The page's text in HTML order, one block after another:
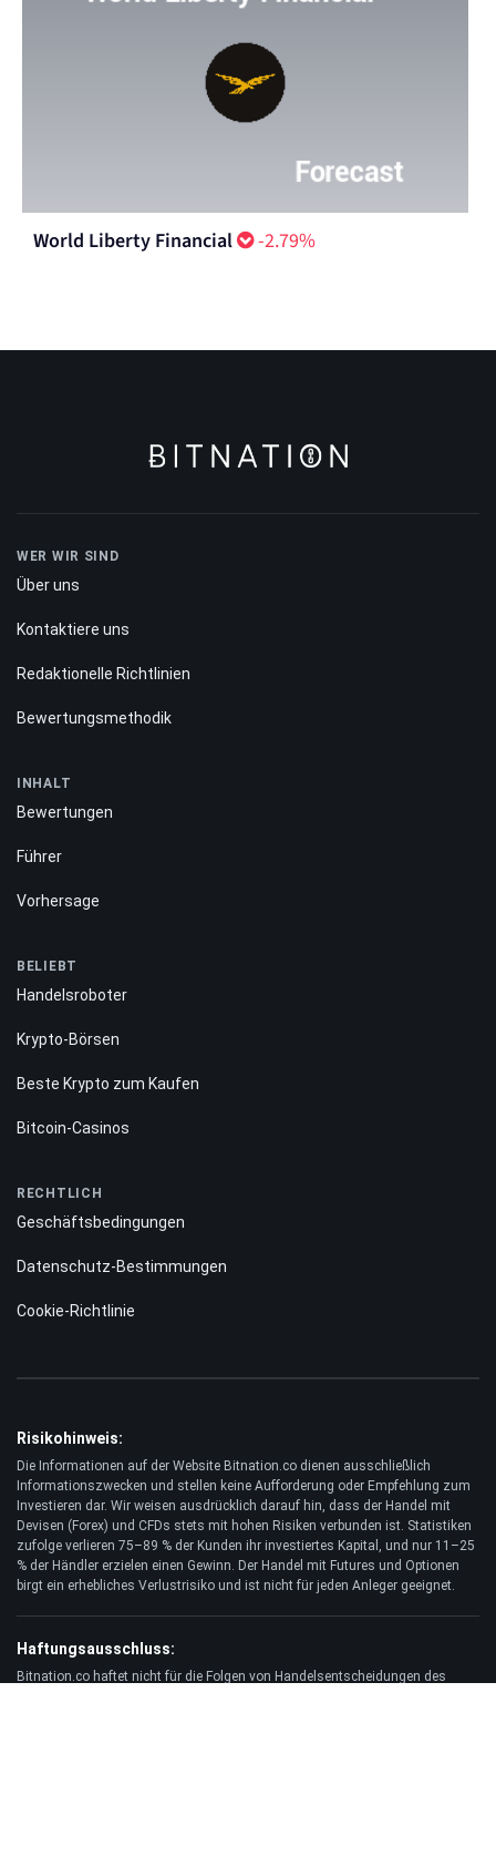
World Liberty Financial -2.79%
WER WIR SIND
Über uns
Kontaktiere uns
Redaktionelle Richtlinien
Bewertungsmethodik
INHALT
Bewertungen
Führer
Vorhersage
BELIEBT
Handelsroboter
Krypto-Börsen
Beste Krypto zum Kaufen
Bitcoin-Casinos
RECHTLICH
Geschäftsbedingungen
Datenschutz-Bestimmungen
Cookie-Richtlinie
Risikohinweis:
Die Informationen auf der Website Bitnation.co dienen ausschließlich
Informationszwecken und stellen keine Aufforderung oder Empfehlung zum
Investieren dar. Wir weisen ausdrücklich darauf hin, dass der Handel mit
Devisen (Forex) und CFDs stets mit hohen Risiken verbunden ist. Statistiken
zufolge verlieren 75–89 % der Kunden ihr investiertes Kapital, und nur 11–25
% der Händler erzielen einen Gewinn. Der Handel mit Futures und Optionen
birgt ein erhebliches Verlustrisiko und ist nicht für jeden Anleger geeignet.
Haftungsausschluss:
Bitnation.co haftet nicht für die Folgen von Handelsentscheidungen des